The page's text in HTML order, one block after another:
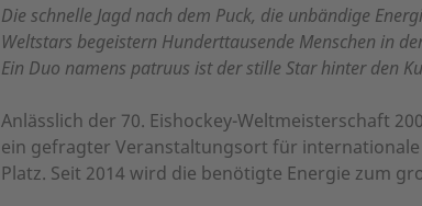
Die schnelle Jagd nach dem Puck, die unbändige
Weltstars begeistern Hunderttausende Menschen in
Ein Duo namens patruus ist der stille Star hinter den
Anlässlich der 70. Eishockey-Weltmeisterschaft
ein gefragter Veranstaltungsort für internationale
Platz. Seit 2014 wird die benötigte Energie zum